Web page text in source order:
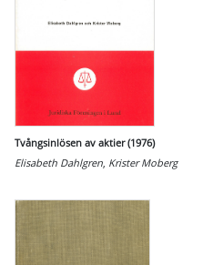
Tvångsinlösen av aktier (1976)
Elisabeth Dahlgren, Krister Moberg